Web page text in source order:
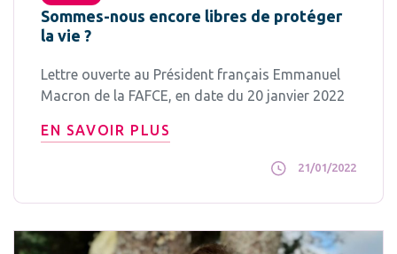
Sommes-nous encore libres de protéger
la vie ?
Lettre ouverte au Président français Emmanuel
Macron de la FAFCE, en date du 20 janvier 2022
EN SAVOIR PLUS
21/01/2022